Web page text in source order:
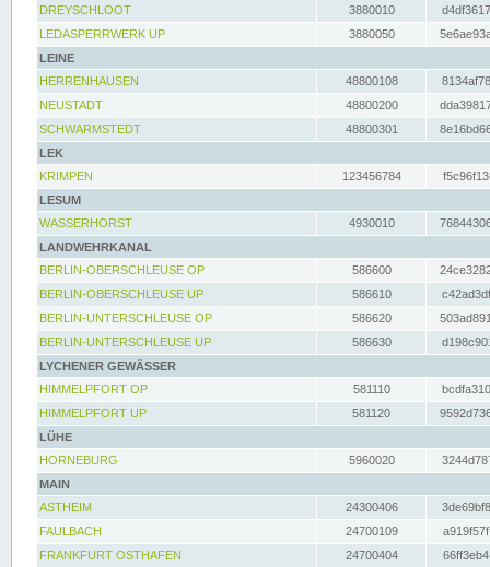
DREYSCHLOOT
3880010
LEDASPERRWERK UP
3880050
LEINE
HERRENHAUSEN
48800108
NEUSTADT
48800200
SCHWARMSTEDT
48800301
LEK
KRIMPEN
123456784
LESUM
WASSERHORST
4930010
LANDWEHRKANAL
BERLIN-OBERSCHLEUSE OP
586600
BERLIN-OBERSCHLEUSE UP
586610
BERLIN-UNTERSCHLEUSE OP
586620
BERLIN-UNTERSCHLEUSE UP
586630
LYCHENER GEWÄSSER
HIMMELPFORT OP
581110
HIMMELPFORT UP
581120
LÜHE
HORNEBURG
5960020
MAIN
ASTHEIM
24300406
FAULBACH
24700109
FRANKFURT OSTHAFEN
24700404